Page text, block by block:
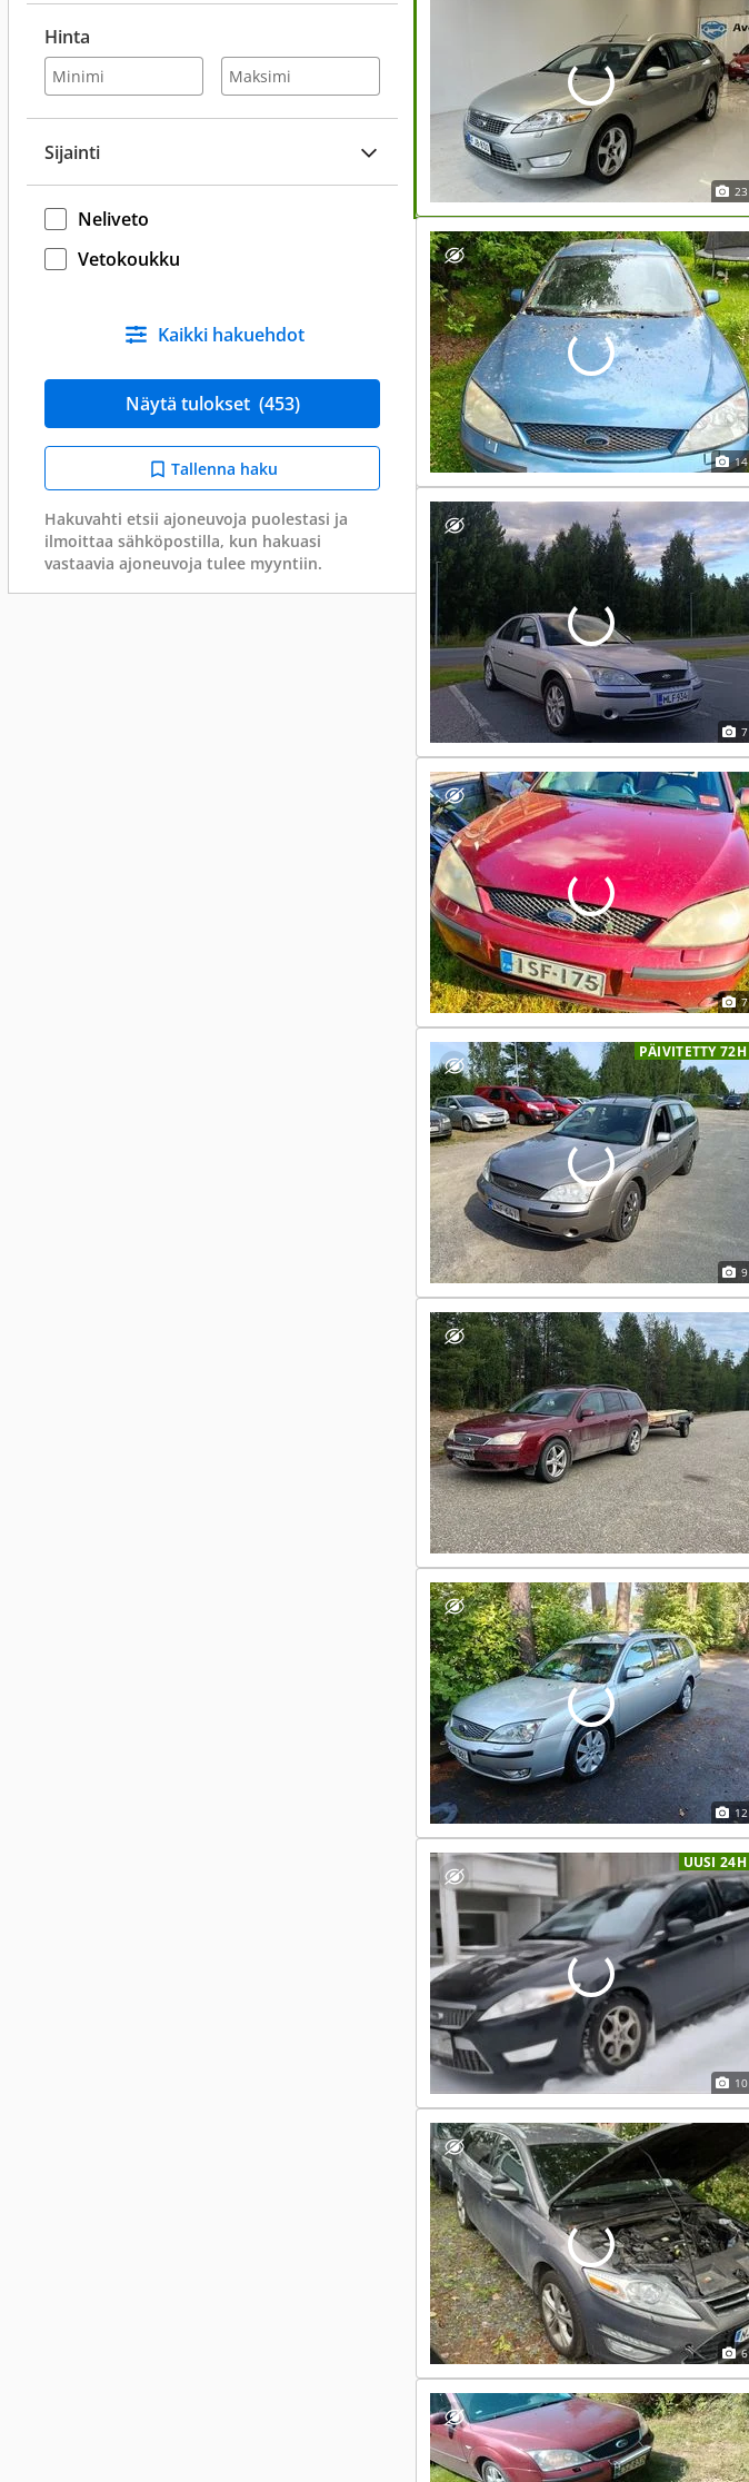
Hinta
Sijainti
Neliveto
Vetokoukku
Kaikki hakuehdot
Näytä tulokset (453)
Tallenna haku
Hakuvahti etsii ajoneuvoja puolestasi ja
ilmoittaa sähköpostilla, kun hakuasi
vastaavia ajoneuvoja tulee myyntiin.
23
14
7
7
PÄIVITETTY 72H
9
12
UUSI 24H
10
6